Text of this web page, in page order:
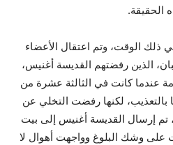
الحقيقة.
ذلك الوقت، وتم اعتقال الأعضاء
الذين رفضتهم القديسة أغنيس،
عندما كانت في الثالثة عشرة من
بالتعذيب، لكنها رفضت التخلي عن
تم إرسال القديسة أغنيس إلى بيت
على وشك البلوغ وواجهت أهوال لا